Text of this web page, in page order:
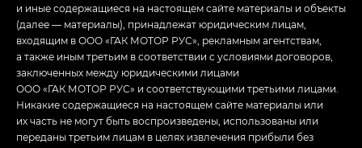
и иные содержащиеся на настоящем сайте материалы и объекты
(далее — материалы), принадлежат юридическим лицам,
входящим в ООО «ГАК МОТОР РУС», рекламным агентствам,
а также иным третьим в соответствии с условиями договоров,
заключенных между юридическими лицами
ООО «ГАК МОТОР РУС» и соответствующими третьими лицами.
Никакие содержащиеся на настоящем сайте материалы или
их часть не могут быть воспроизведены, использованы или
переданы третьим лицам в целях извлечения прибыли без